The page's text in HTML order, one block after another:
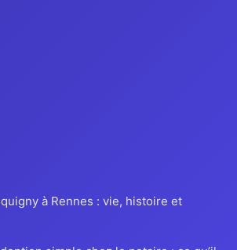
à Rennes : vie, histoire et